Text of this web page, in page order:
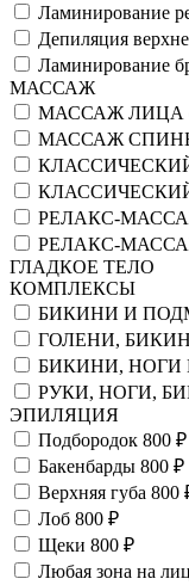
Ламинирование
Депиляция
Ламинирование
МАССАЖ
МАССАЖ ЛИЦА (
МАССАЖ СПИНЫ
РЕЛАКС-
РЕЛАКС-
ГЛАДКОЕ ТЕЛО
КОМПЛЕКСЫ
БИКИНИ И
ГОЛЕНИ,
БИКИНИ,
РУКИ, НОГИ,
ЭПИЛЯЦИЯ
Подбородок 800 ₽
Бакенбарды 800 ₽
Верхняя губа 800
Лоб 800 ₽
Щеки 800 ₽
Любая зона на